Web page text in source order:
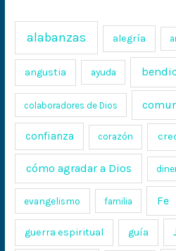
alabanzas alegría
angustia ayuda
colaboradores de Dios
confianza corazón
cómo agradar a Dios
evangelismo familia Fe
guerra espiritual guía